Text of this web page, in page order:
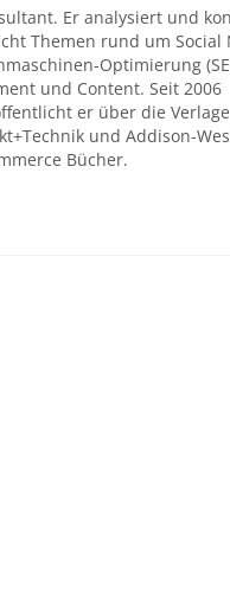
Er analysiert und
Themen rund um Social
Optimierung
und Content. Seit 2006
er über die Verlage
und Addison-
Bücher.